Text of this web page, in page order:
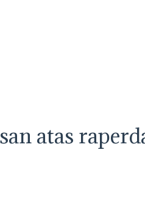
atas